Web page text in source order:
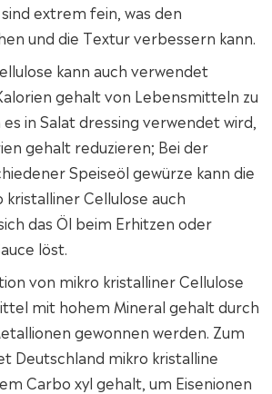
extrem fein, was den
und die Textur verbessern kann.
kann auch verwendet
gehalt von Lebensmitteln zu
in Salat dressing verwendet wird,
gehalt reduzieren; Bei der
Speiseöl gewürze kann die
kristalliner Cellulose auch
das Öl beim Erhitzen oder
löst.
von mikro kristalliner Cellulose
mit hohem Mineral gehalt durch
gewonnen werden. Zum
Deutschland mikro kristalline
Carbo xyl gehalt, um Eisenionen